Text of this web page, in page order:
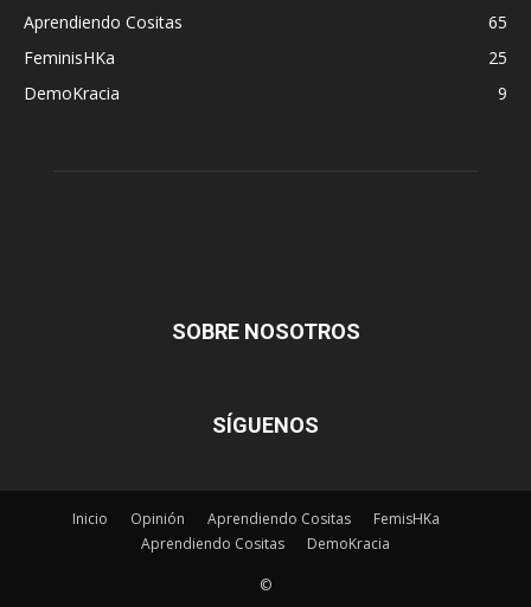
Aprendiendo Cositas
65
FeminisHKa
25
DemoKracia
9
SOBRE NOSOTROS
SÍGUENOS
Inicio Opinión Aprendiendo Cositas
FemisHKa
Aprendiendo Cositas
DemoKracia
©